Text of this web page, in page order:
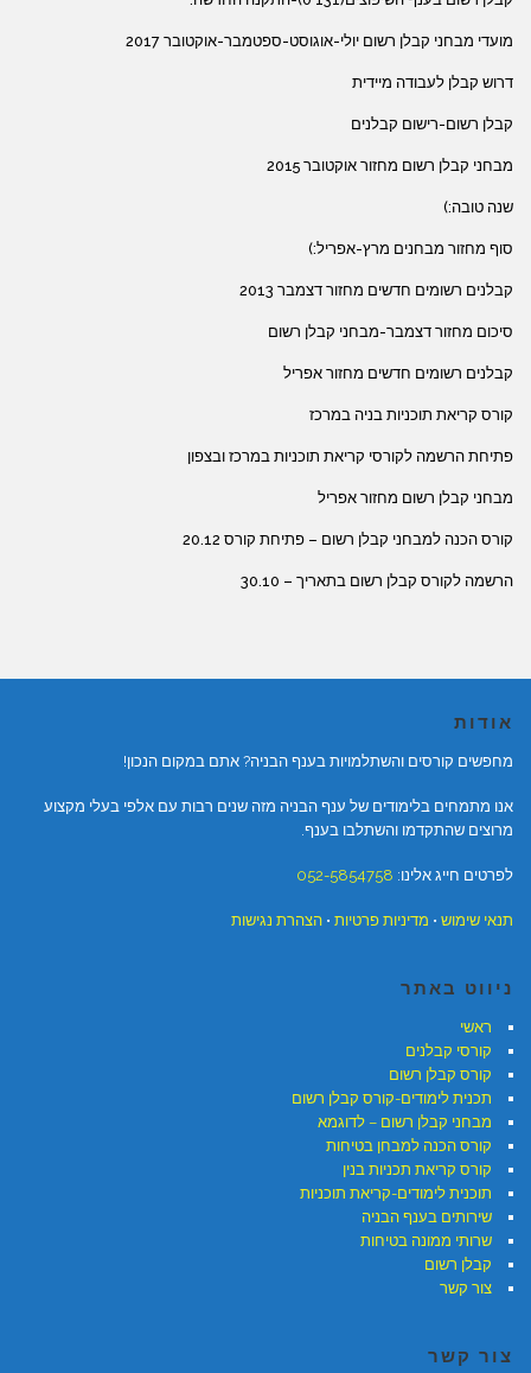
מועדי מבחני קבלן רשום יולי-אוגוסט-ספטמבר-אוקטובר 2017
דרוש קבלן לעבודה מיידית
קבלן רשום-רישום קבלנים
מבחני קבלן רשום מחזור אוקטובר 2015
שנה טובה:)
סוף מחזור מבחנים מרץ-אפריל:)
קבלנים רשומים חדשים מחזור דצמבר 2013
סיכום מחזור דצמבר-מבחני קבלן רשום
קבלנים רשומים חדשים מחזור אפריל
קורס קריאת תוכניות בניה במרכז
פתיחת הרשמה לקורסי קריאת תוכניות במרכז ובצפון
מבחני קבלן רשום מחזור אפריל
קורס הכנה למבחני קבלן רשום – פתיחת קורס 20.12
הרשמה לקורס קבלן רשום בתאריך – 30.10
אודות
מחפשים קורסים והשתלמויות בענף הבניה? אתם במקום הנכון!
אנו מתמחים בלימודים של ענף הבניה מזה שנים רבות עם אלפי בעלי מקצוע
מרוצים שהתקדמו והשתלבו בענף.
לפרטים חייג אלינו: 052-5854758
תנאי שימוש • מדיניות פרטיות • הצהרת נגישות
ניווט באתר
ראשי
קורסי קבלנים
קורס קבלן רשום
תכנית לימודים-קורס קבלן רשום
מבחני קבלן רשום – לדוגמא
קורס הכנה למבחן בטיחות
קורס קריאת תכניות בנין
תוכנית לימודים-קריאת תוכניות
שירותים בענף הבניה
שרותי ממונה בטיחות
קבלן רשום
צור קשר
צור קשר